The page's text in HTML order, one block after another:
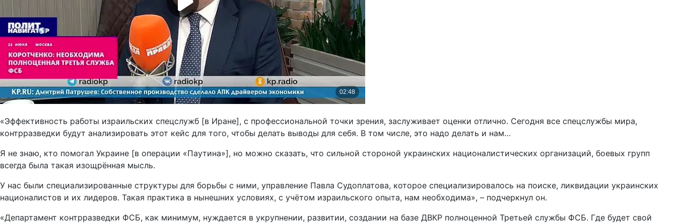
«Эффективность работы израильских спецслужб [в Иране], с профессиональной точки зрения, заслуживает оценки отлично. Сегодня все спецслужбы мира,
контрразведки будут анализировать этот кейс для того, чтобы делать выводы для себя. В том числе, это надо делать и нам…
Я не знаю, кто помогал Украине [в операции «Паутина»], но можно сказать, что сильной стороной украинских националистических организаций, боевых групп
всегда была такая изощрённая мысль.
У нас были специализированные структуры для борьбы с ними, управление Павла Судоплатова, которое специализировалось на поиске, ликвидации украинских
националистов и их лидеров. Такая практика в нынешних условиях, с учётом израильского опыта, нам необходима», – подчеркнул он.
«Департамент контрразведки ФСБ, как минимум, нуждается в укрупнении, развитии, создании на базе ДВКР полноценной Третьей службы ФСБ. Где будет свой